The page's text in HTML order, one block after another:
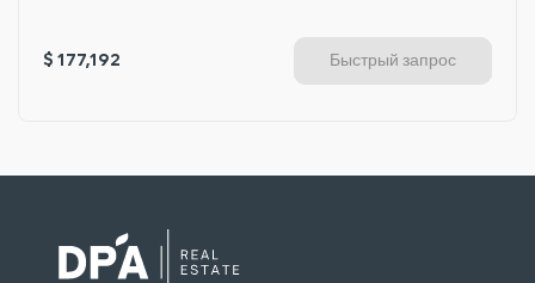
$ 177,192 Быстрый запрос